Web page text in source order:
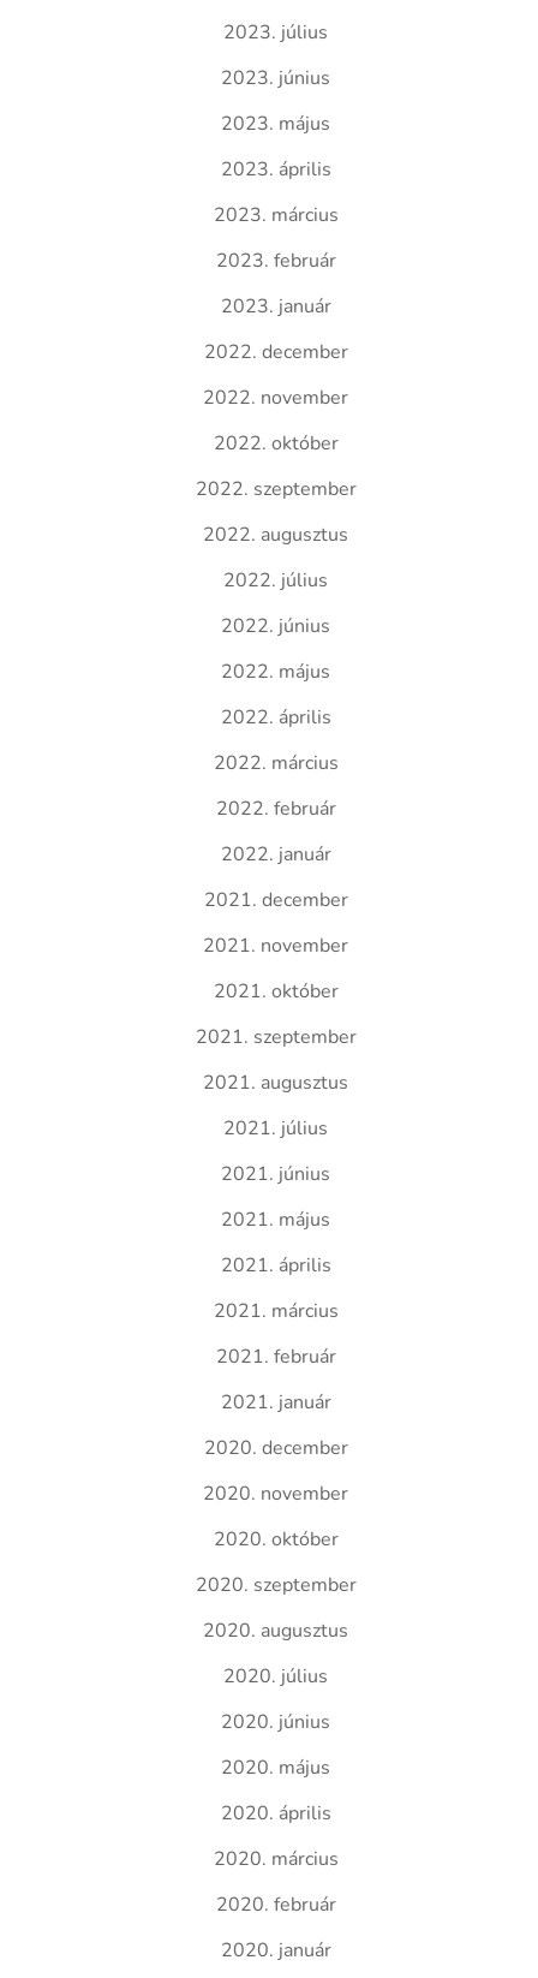
2023. július
2023. június
2023. május
2023. április
2023. március
2023. február
2023. január
2022. december
2022. november
2022. október
2022. szeptember
2022. augusztus
2022. július
2022. június
2022. május
2022. április
2022. március
2022. február
2022. január
2021. december
2021. november
2021. október
2021. szeptember
2021. augusztus
2021. július
2021. június
2021. május
2021. április
2021. március
2021. február
2021. január
2020. december
2020. november
2020. október
2020. szeptember
2020. augusztus
2020. július
2020. június
2020. május
2020. április
2020. március
2020. február
2020. január